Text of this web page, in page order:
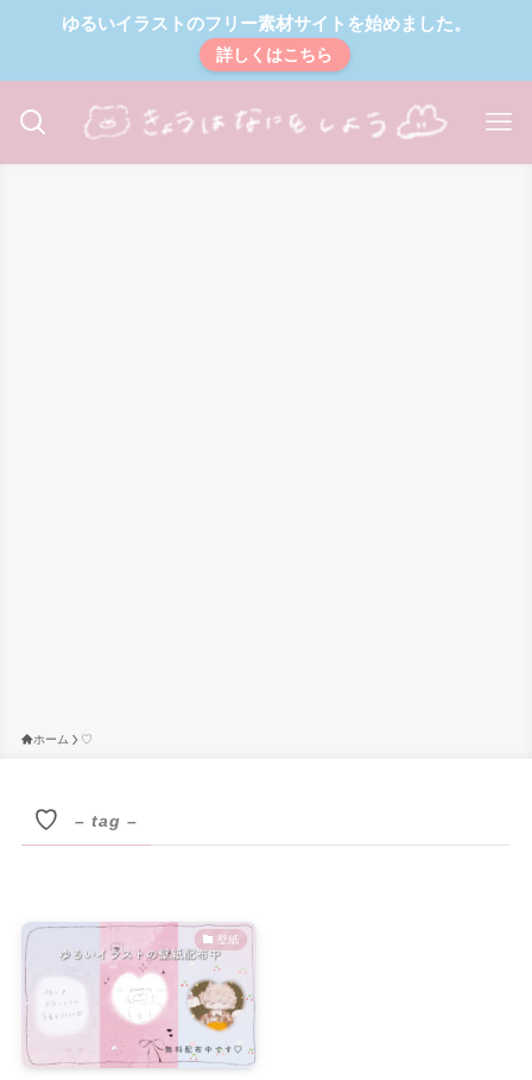
ゆるいイラストのフリー素材サイトを始めました。
詳しくはこちら
ホーム ♡
♡ – tag –
壁紙